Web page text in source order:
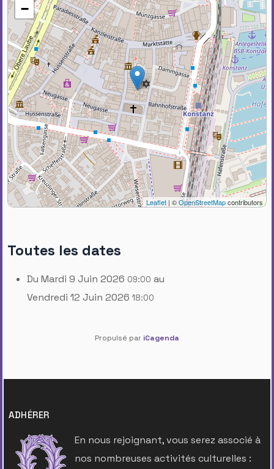
−
Leaflet | ©OpenStreetMapcontributors
Toutes les dates
Du Mardi 9 Juin 2026 09:00 au
Vendredi 12 Juin 2026 18:00
Propulsé par iCagenda
ADHÉRER
En nous rejoignant, vous serez associé à
nos nombreuses activités culturelles :